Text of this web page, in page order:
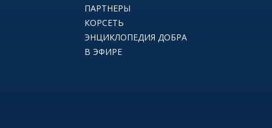
ПАРТНЕРЫ
КОРСЕТЬ
ЭНЦИКЛОПЕДИЯ ДОБРА
В ЭФИРЕ